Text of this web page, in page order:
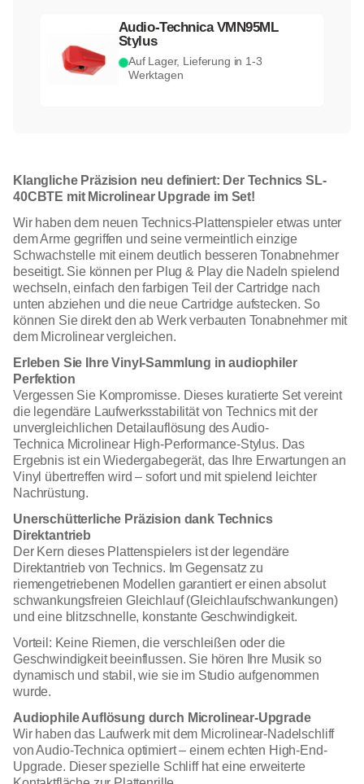
Audio-Technica VMN95ML
Stylus
Auf Lager, Lieferung in 1-3
Werktagen
Klangliche Präzision neu definiert: Der Technics SL-
40CBTE mit Microlinear Upgrade im Set!
Wir haben dem neuen Technics-Plattenspieler etwas unter
dem Arme gegriffen und seine vermeintlich einzige
Schwachstelle mit einem deutlich besseren Tonabnehmer
beseitigt. Sie können per Plug & Play die Nadeln spielend
wechseln, einfach den farbigen Teil der Cartridge nach
unten abziehen und die neue Cartridge aufstecken. So
können Sie direkt den ab Werk verbauten Tonabnehmer mit
dem Microlinear vergleichen.
Erleben Sie Ihre Vinyl-Sammlung in audiophiler
Perfektion
Vergessen Sie Kompromisse. Dieses kuratierte Set vereint
die legendäre Laufwerksstabilität von Technics mit der
unvergleichlichen Detailauflösung des Audio-
Technica Microlinear High-Performance-Stylus. Das
Ergebnis ist ein Wiedergabegerät, das Ihre Erwartungen an
Vinyl übertreffen wird – sofort und mit spielend leichter
Nachrüstung.
Unerschütterliche Präzision dank Technics
Direktantrieb
Der Kern dieses Plattenspielers ist der legendäre
Direktantrieb von Technics. Im Gegensatz zu
riemengetriebenen Modellen garantiert er einen absolut
schwankungsfreien Gleichlauf (Gleichlaufschwankungen)
und eine blitzschnelle, konstante Geschwindigkeit.
Vorteil: Keine Riemen, die verschleißen oder die
Geschwindigkeit beeinflussen. Sie hören Ihre Musik so
dynamisch und stabil, wie sie im Studio aufgenommen
wurde.
Audiophile Auflösung durch Microlinear-Upgrade
Wir haben das Laufwerk mit dem Microlinear-Nadelschliff
von Audio-Technica optimiert – einem echten High-End-
Upgrade. Dieser spezielle Schliff hat eine erweiterte